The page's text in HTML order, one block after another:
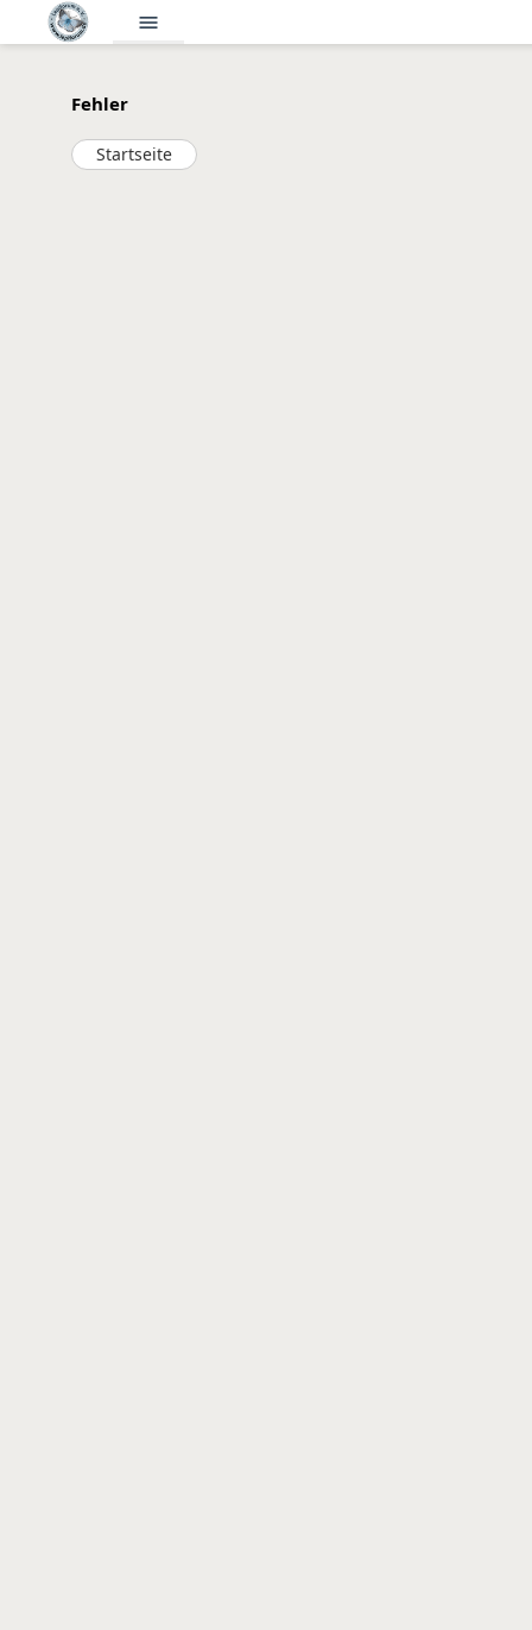
menu
Fehler
Startseite